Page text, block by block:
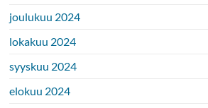
joulukuu 2024
lokakuu 2024
syyskuu 2024
elokuu 2024